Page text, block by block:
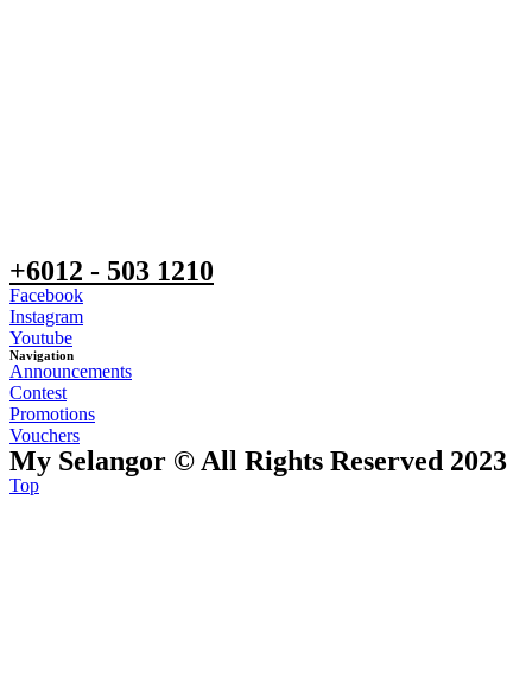
+6012 - 503 1210
Facebook
Instagram
Youtube
Navigation
Announcements
Contest
Promotions
Vouchers
My Selangor © All Rights Reserved 2023
Top